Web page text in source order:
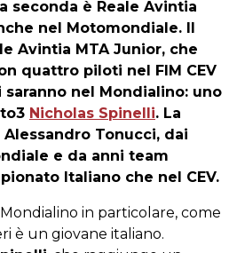
seconda è Reale Avintia
nel Motomondiale. Il
Avintia MTA Junior, che
quattro piloti nel FIM CEV
saranno nel Mondialino: uno
Nicholas Spinelli. La
Tonucci, dai
e da anni team
Italiano che nel CEV.
in particolare, come
è un giovane italiano.